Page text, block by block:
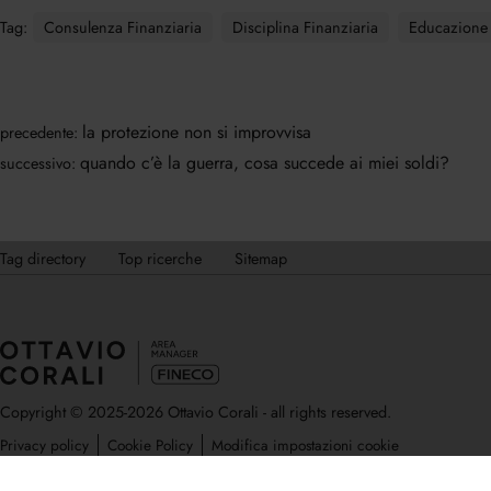
Tag: Consulenza Finanziaria Disciplina Finanziaria
precedente: la protezione non si improvvisa
successivo: quando c’è la guerra, cosa succede ai miei soldi?
Tag directory Top ricerche Sitemap
Copyright © 2025-2026 Ottavio Corali - all rights reserved.
Privacy policy
Cookie Policy Modifica impostazioni cookie